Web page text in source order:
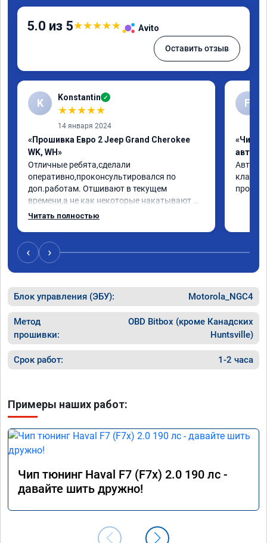
5.0 из 5★★★★★ Avito
Оставить отзыв
K Konstantin ✓
★★★★★
14 января 2024
«Прошивка Евро 2 Jeep Grand Cherokee
WK, WH»
Отличные ребята,сделали
оперативно,проконсультировался по
доп.работам. Отшивают в текущем
времени,а не как некоторые накатывают
непонятные прошивки из интернета,чем
Рекомендую!
Читать полностью
F
«Чип
Авто
клапан
‹ ›
Блок управления (ЭБУ): Motorola_NGC4
Метод
прошивки:
OBD Bitbox (кроме Канадских
Huntsville)
Срок работ: 1-2 часа
Примеры наших работ:
Чип тюнинг Haval F7 (F7x) 2.0 190 лс -
давайте шить дружно!